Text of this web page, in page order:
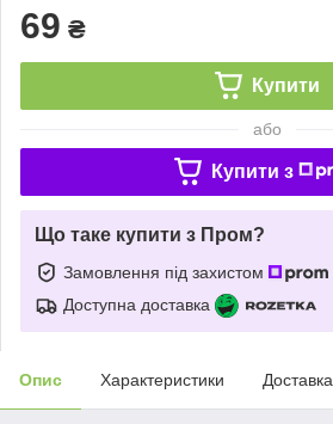
69 ₴
Купити
або
Купити з
Що таке купити з Пром?
Замовлення під захистом
Доступна доставка
Опис Характеристики Доставка